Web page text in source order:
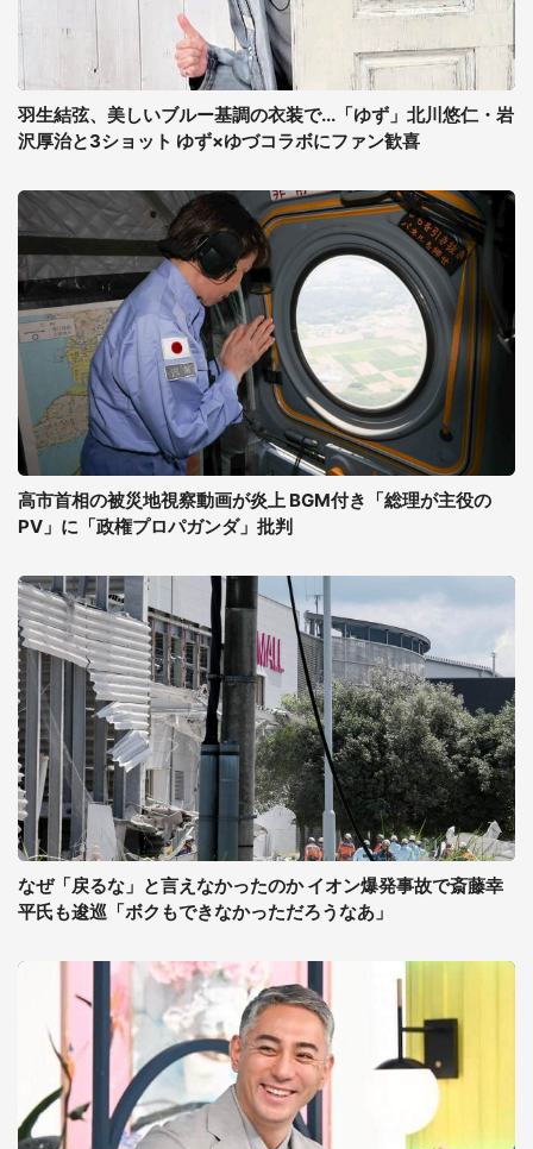
羽生結弦、美しいブルー基調の衣装で...「ゆず」北川悠仁・岩
沢厚治と3ショット ゆず×ゆづコラボにファン歓喜
高市首相の被災地視察動画が炎上 BGM付き「総理が主役の
PV」に「政権プロパガンダ」批判
なぜ「戻るな」と言えなかったのか イオン爆発事故で斎藤幸
平氏も逡巡「ボクもできなかっただろうなあ」